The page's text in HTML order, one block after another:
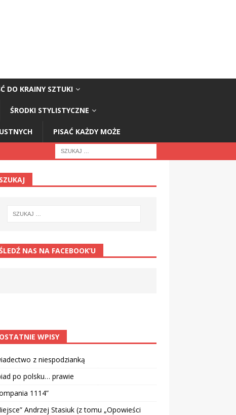
DO KRAINY SZTUKI
ŚRODKI STYLISTYCZNE
PISAĆ KAŻDY MOŻE
SZUKAJ
NAS NA FACEBOOK’U
OSTATNIE WPISY
z niespodzianką
po polsku… prawie
1114”
Andrzej Stasiuk (z tomu „Opowieści